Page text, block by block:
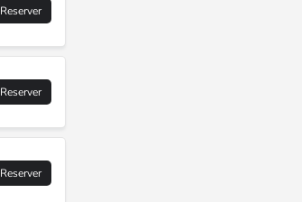
Reserver
Reserver
Reserver